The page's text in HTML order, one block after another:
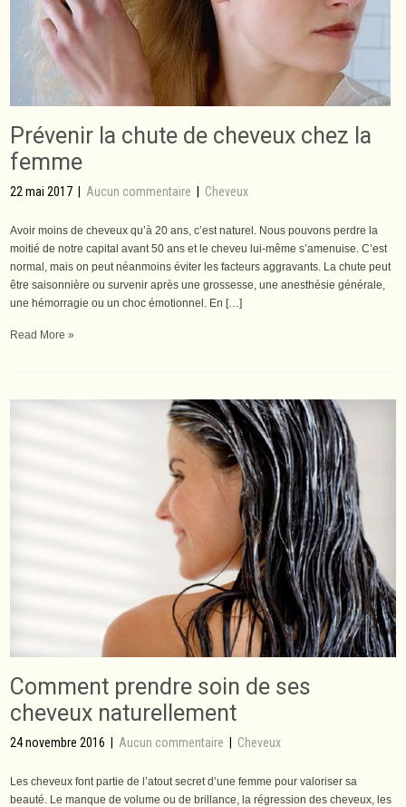
Prévenir la chute de cheveux chez la
femme
22 mai 2017 Aucun commentaire Cheveux
Avoir moins de cheveux qu’à 20 ans, c’est naturel. Nous pouvons perdre la
moitié de notre capital avant 50 ans et le cheveu lui-même s’amenuise. C’est
normal, mais on peut néanmoins éviter les facteurs aggravants. La chute peut
être saisonnière ou survenir après une grossesse, une anesthésie générale,
une hémorragie ou un choc émotionnel. En […]
Read More »
Comment prendre soin de ses
cheveux naturellement
24 novembre 2016 Aucun commentaire Cheveux
Les cheveux font partie de l’atout secret d’une femme pour valoriser sa
beauté. Le manque de volume ou de brillance, la régression des cheveux, les